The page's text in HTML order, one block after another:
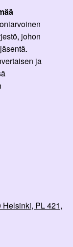
johon
ja
Helsinki, PL 421,